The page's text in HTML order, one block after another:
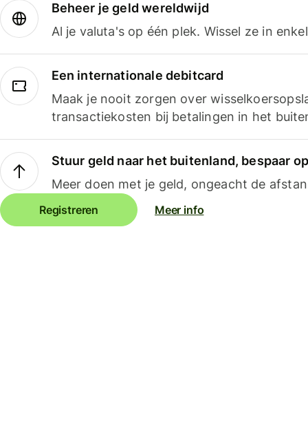
Beheer je geld wereldwijd
Al je valuta's op één plek. Wissel ze in
Een internationale debitcard
Maak je nooit zorgen over
transactiekosten bij betalingen in het
Stuur geld naar het buitenland, bespaar
Meer doen met je geld, ongeacht de
Registreren Meer info